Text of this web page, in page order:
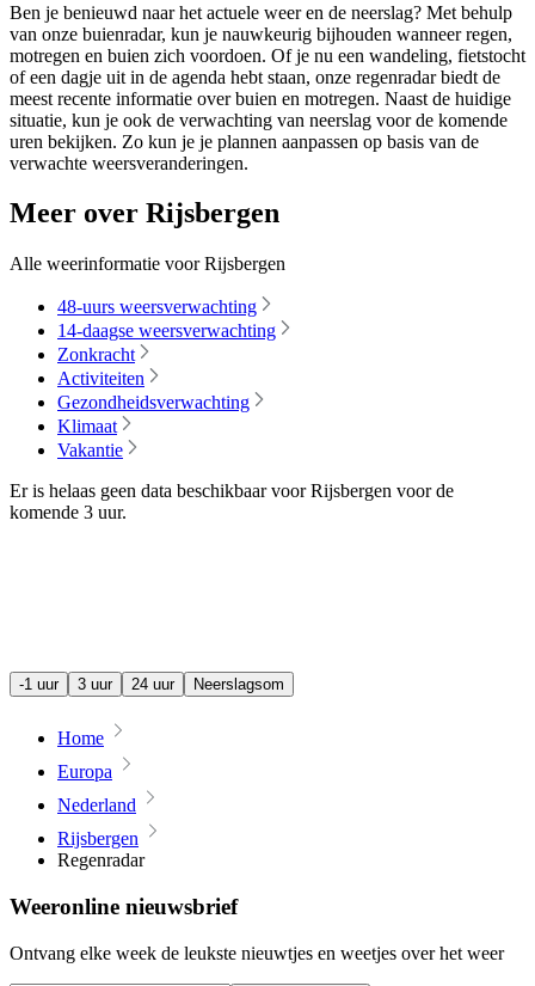
Ben je benieuwd naar het actuele weer en de neerslag? Met behulp
van onze buienradar, kun je nauwkeurig bijhouden wanneer regen,
motregen en buien zich voordoen. Of je nu een wandeling, fietstocht
of een dagje uit in de agenda hebt staan, onze regenradar biedt de
meest recente informatie over buien en motregen. Naast de huidige
situatie, kun je ook de verwachting van neerslag voor de komende
uren bekijken. Zo kun je je plannen aanpassen op basis van de
verwachte weersveranderingen.
Meer over Rijsbergen
Alle weerinformatie voor Rijsbergen
48-uurs weersverwachting
14-daagse weersverwachting
Zonkracht
Activiteiten
Gezondheidsverwachting
Klimaat
Vakantie
Er is helaas geen data beschikbaar voor Rijsbergen voor de
komende 3 uur.
-1 uur 3 uur 24 uur Neerslagsom
Home
Europa
Nederland
Rijsbergen
Regenradar
Weeronline nieuwsbrief
Ontvang elke week de leukste nieuwtjes en weetjes over het weer